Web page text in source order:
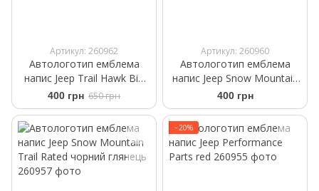
Артикул: 260962
Автологотип емблема
напис Jeep Trail Hawk Big
black
400 грн 650 грн
Артикул: 260960
Автологотип емблема
напис Jeep Snow Mountain
Trail Rated чорний матовий
400 грн
−20%